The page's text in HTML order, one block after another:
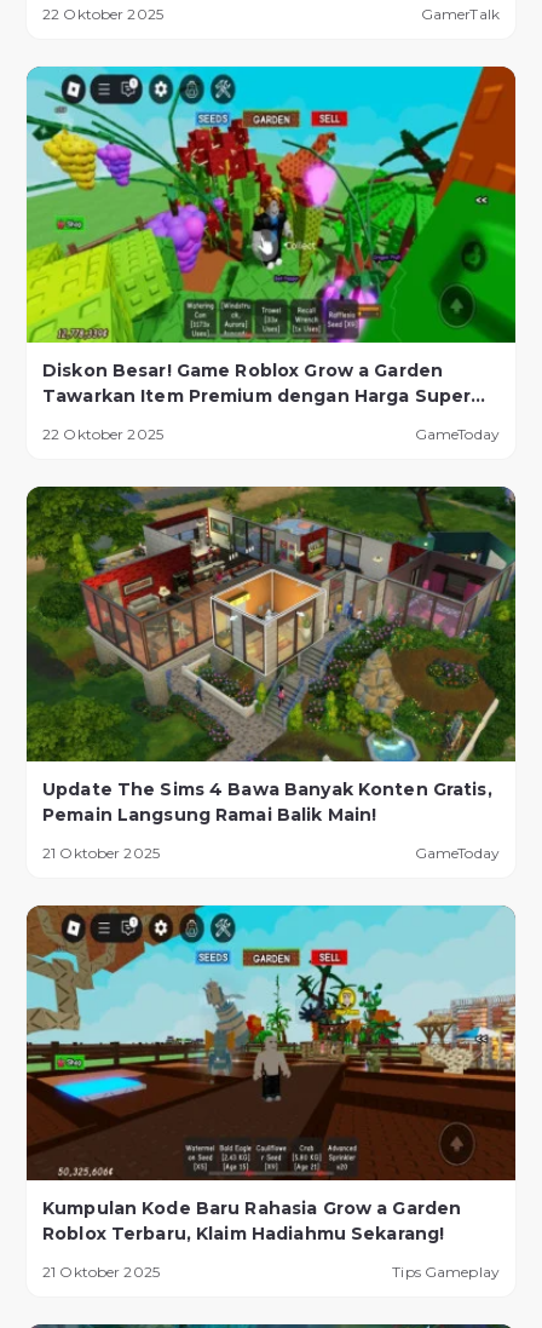
22 Oktober 2025 GamerTalk
Diskon Besar! Game Roblox Grow a Garden
Tawarkan Item Premium dengan Harga Super
22 Oktober 2025 GameToday
Update The Sims 4 Bawa Banyak Konten Gratis,
Pemain Langsung Ramai Balik Main!
21 Oktober 2025 GameToday
Kumpulan Kode Baru Rahasia Grow a Garden
Roblox Terbaru, Klaim Hadiahmu Sekarang!
21 Oktober 2025 Tips Gameplay